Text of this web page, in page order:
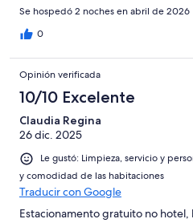
Se hospedó 2 noches en abril de 2026
0
Opinión verificada
10/10 Excelente
Claudia Regina
26 dic. 2025
Le gustó: Limpieza, servicio y
y comodidad de las habitaciones
Traducir con Google
Estacionamento gratuito no hotel,